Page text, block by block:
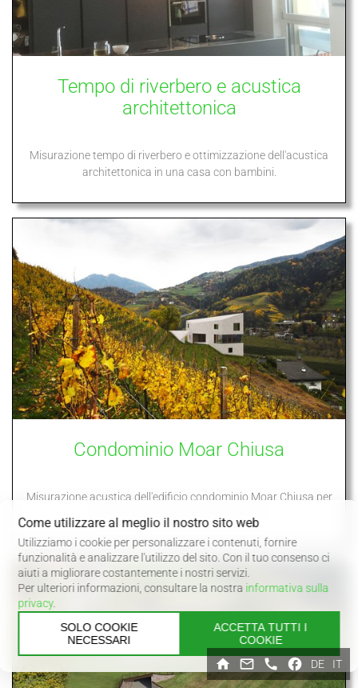
DE IT
Tempo di riverbero e acustica
architettonica
Misurazione tempo di riverbero e ottimizzazione dell'acustica
architettonica in una casa con bambini.
Condominio Moar Chiusa
Misurazione acustica dell'edificio condominio Moar Chiusa per
Come utilizzare al meglio il nostro sito web
Utilizziamo i cookie per personalizzare i contenuti, fornire
funzionalità e analizzare l'utilizzo del sito. Con il tuo consenso ci
aiuti a migliorare costantemente i nostri servizi.
Per ulteriori informazioni, consultare la nostra informativa sulla
privacy.
SOLO COOKIE
NECESSARI
ACCETTA TUTTI I
COOKIE